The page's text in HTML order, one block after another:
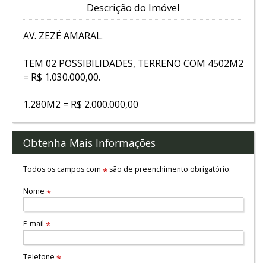
Descrição do Imóvel
AV. ZEZÉ AMARAL.
TEM 02 POSSIBILIDADES, TERRENO COM 4502M2
= R$ 1.030.000,00.
1.280M2 = R$ 2.000.000,00
Obtenha Mais Informações
Todos os campos com *são de preenchimento obrigatório.
Nome *
E-mail *
Telefone *